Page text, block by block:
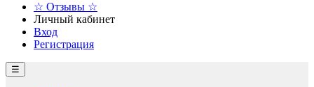
☆ Отзывы ☆
Личный кабинет
Вход
Регистрация
☰